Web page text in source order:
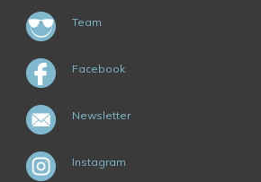
Team
Facebook
Newsletter
Instagram